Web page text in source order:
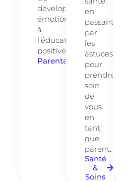
développement
émotionnel
à
l’éducation
positive.
Parentalité
en
passant
par
les
astuces
pour
prendre
soin
de
vous
en
tant
que
parent.
Santé
&
Soins